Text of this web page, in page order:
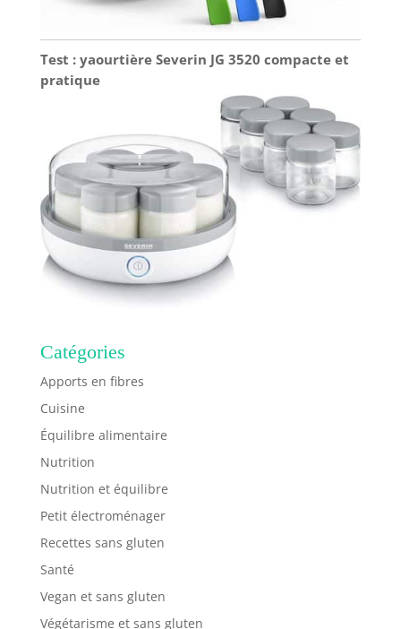
Test : yaourtière Severin JG 3520 compacte et
pratique
Catégories
Apports en fibres
Cuisine
Équilibre alimentaire
Nutrition
Nutrition et équilibre
Petit électroménager
Recettes sans gluten
Santé
Vegan et sans gluten
Végétarisme et sans gluten